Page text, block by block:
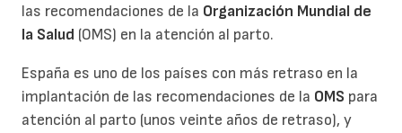
las recomendaciones de la Organización Mundial de
la Salud (OMS) en la atención al parto.
España es uno de los países con más retraso en la
implantación de las recomendaciones de la OMS para
atención al parto (unos veinte años de retraso), y